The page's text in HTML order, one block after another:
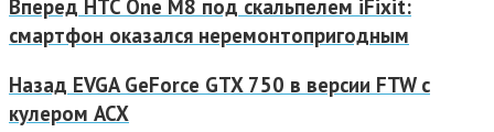
Вперед HTC One M8 под скальпелем iFixit:
смартфон оказался неремонтопригодным
Назад EVGA GeForce GTX 750 в версии FTW с
кулером ACX